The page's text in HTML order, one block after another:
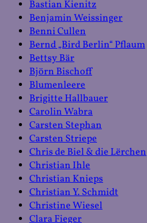
Bastian Kienitz
Benjamin Weissinger
Benni Cullen
Bernd „Bird Berlin“ Pflaum
Bettsy Bär
Björn Bischoff
Blumenleere
Brigitte Hallbauer
Carolin Wabra
Carsten Stephan
Carsten Striepe
Chris de Biel & die Lërchen
Christian Ihle
Christian Knieps
Christian Y. Schmidt
Christine Wiesel
Clara Fieger